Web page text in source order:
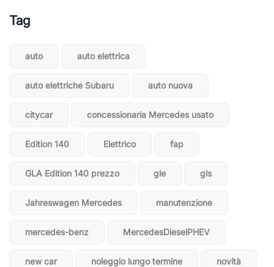
Tag
auto auto elettrica
auto elettriche Subaru auto nuova
citycar concessionaria Mercedes usato
Edition 140 Elettrico fap
GLA Edition 140 prezzo gle gls
Jahreswagen Mercedes manutenzione
mercedes-benz MercedesDieselPHEV
new car noleggio lungo termine novità